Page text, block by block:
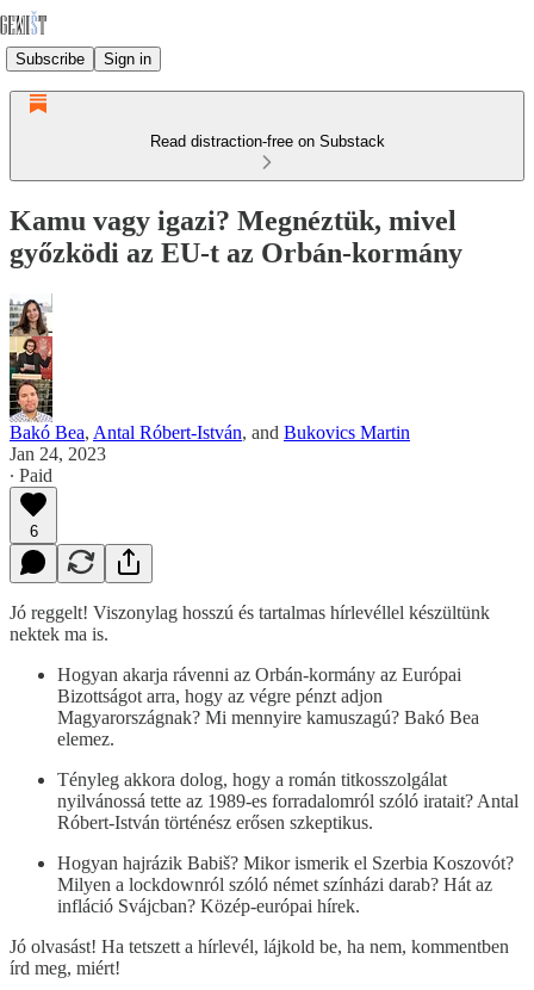
Subscribe Sign in
Read distraction-free on Substack
Kamu vagy igazi? Megnéztük, mivel
győzködi az EU-t az Orbán-kormány
Bakó Bea, Antal Róbert-István, and Bukovics Martin
Jan 24, 2023
∙ Paid
6
Jó reggelt! Viszonylag hosszú és tartalmas hírlevéllel készültünk
nektek ma is.
Hogyan akarja rávenni az Orbán-kormány az Európai
Bizottságot arra, hogy az végre pénzt adjon
Magyarországnak? Mi mennyire kamuszagú? Bakó Bea
elemez.
Tényleg akkora dolog, hogy a román titkosszolgálat
nyilvánossá tette az 1989-es forradalomról szóló iratait? Antal
Róbert-István történész erősen szkeptikus.
Hogyan hajrázik Babiš? Mikor ismerik el Szerbia Koszovót?
Milyen a lockdownról szóló német színházi darab? Hát az
infláció Svájcban? Közép-európai hírek.
Jó olvasást! Ha tetszett a hírlevél, lájkold be, ha nem, kommentben
írd meg, miért!